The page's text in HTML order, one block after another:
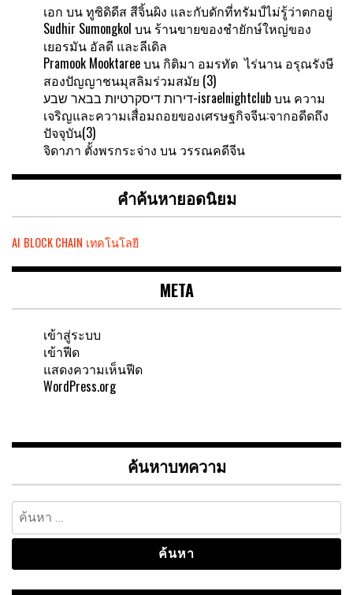
เอก บนทูซิดิดีส สีจิ้นผิง และกับดักที่ทรัมป์ไม่รู้ว่าตกอยู่
Sudhir Sumongkol บน ร้านขายของชำยักษ์ใหญ่ของ
เยอรมัน อัลดี และลีเดิล
Pramook Mooktareeบน กิติมา อมรทัต ไร่นาน อรุณรังษี
สองปัญญาชนมุสลิมร่วมสมัย (3)
דירות דיסקרטיות בבאר שבע-israelnightclubบน ความ
เจริญและความเสื่อมถอยของเศรษฐกิจจีน:จากอดีดถึง
ปัจจุบัน(3)
จิดาภา ตั้งพรกระจ่าง บน วรรณคดีจีน
คำค้นหายอดนิยม
AI BLOCK CHAIN เทคโนโลยี
META
เข้าสู่ระบบ
เข้าฟีด
แสดงความเห็นฟีด
WordPress.org
ค้นหาบทความ
ค้นหา
สำหรับ: